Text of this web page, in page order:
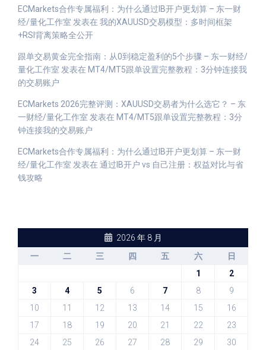
ECMarkets合作专属福利：为什么通过IB开户更划算 – 东一财
经/量化工作室 发表在 我的XAUUSD交易模型：多时间框架
+RSI背离策略全公开
跟单交易黄金完全指南：从0到稳定盈利的5个步骤 – 东一财经/
量化工作室 发表在 MT4/MT5跟单设置完整教程：3分钟连接我
的交易账户
ECMarkets 2026完整评测：XAUUSD交易者为什么选它？ – 东
一财经/量化工作室 发表在 MT4/MT5跟单设置完整教程：3分
钟连接我的交易账户
ECMarkets合作专属福利：为什么通过IB开户更划算 – 东一财
经/量化工作室 发表在 通过IB开户 vs 自己注册：权益对比与省
钱攻略
2026 年 8 月
一
二 三 四 五 六
日
1
2
3
4 5 6 7 8
9
10
11 12 13 14 15
16
17
18 19 20 21 22
23
24
25 26 27 28 29 30